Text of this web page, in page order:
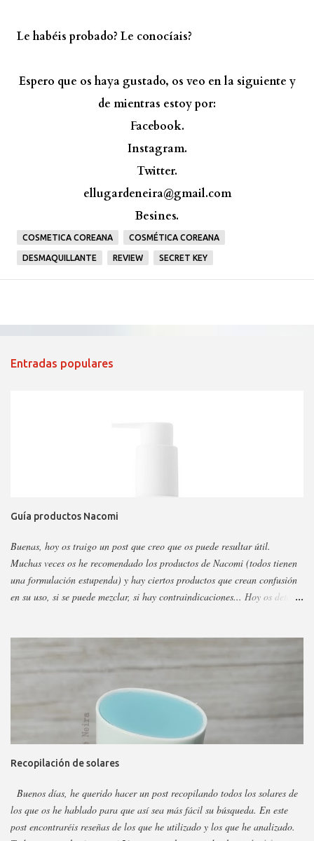
Le habéis probado? Le conocíais?
Espero que os haya gustado, os veo en la siguiente y
de mientras estoy por:
Facebook.
Instagram.
Twitter.
ellugardeneira@gmail.com
Besines.
COSMETICA COREANA COSMÉTICA COREANA
DESMAQUILLANTE REVIEW SECRET KEY
Entradas populares
Guía productos Nacomi
Buenas, hoy os traigo un post que creo que os puede resultar útil.
Muchas veces os he recomendado los productos de Nacomi (todos tienen
una formulación estupenda) y hay ciertos productos que crean confusión
en su uso, si se puede mezclar, si hay contraindicaciones... Hoy os detallo
corporales, así es más fácil, además al final añadiré gamas concretas. La
marca tiene otros sérum y cremas, pero estos son los más dificilillos de
tenéis en casi todas las perfumerías, es cruelty free y casi toda vegana.
Hay ciertos productos que no están en todas las webs, pero como se suele
decir Google es nuestro amigo. Empecemos: Productos faciales Dermo
loción limpiadora ceramidas Precio: 4 euros. Cantidad: 150 ml.
Propiedades: Limpiador acuoso para todas las pieles, pero p...
Recopilación de solares
Buenos días, he querido hacer un post recopilando todos los solares de
los que os he hablado para que así sea más fácil su búsqueda. En este
post encontraréis reseñas de los que he utilizado y los que he analizado.